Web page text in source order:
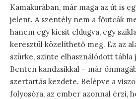
Kamakurában, már maga az út is
jelent. A szentély nem a főutcák
hanem egy kicsit eldugva, egy
keresztül közelíthető meg. Ez az
szürke, szinte elhasználódott tábla
Benten kandzsikkal – már
szertartás kezdete. Belépve a
folyosóra, az ember azonnal érzi,